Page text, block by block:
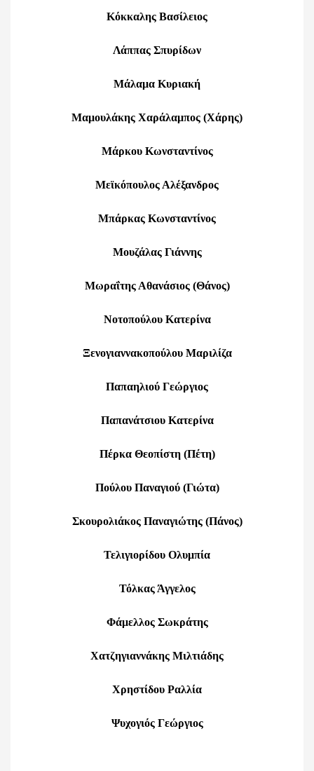
Κόκκαλης Βασίλειος
Λάππας Σπυρίδων
Μάλαμα Κυριακή
Μαμουλάκης Χαράλαμπος (Χάρης)
Μάρκου Κωνσταντίνος
Μεϊκόπουλος Αλέξανδρος
Μπάρκας Κωνσταντίνος
Μουζάλας Γιάννης
Μωραΐτης Αθανάσιος (Θάνος)
Νοτοπούλου Κατερίνα
Ξενογιαννακοπούλου Μαριλίζα
Παπαηλιού Γεώργιος
Παπανάτσιου Κατερίνα
Πέρκα Θεοπίστη (Πέτη)
Πούλου Παναγιού (Γιώτα)
Σκουρολιάκος Παναγιώτης (Πάνος)
Τελιγιορίδου Ολυμπία
Τόλκας Άγγελος
Φάμελλος Σωκράτης
Χατζηγιαννάκης Μιλτιάδης
Χρηστίδου Ραλλία
Ψυχογιός Γεώργιος